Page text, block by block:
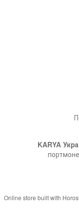
KARYA
Online store built with